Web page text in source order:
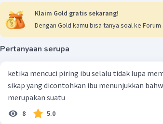
Klaim Gold gratis sekarang!
Dengan Gold kamu bisa tanya soal ke
Pertanyaan serupa
ketika mencuci piring ibu selalu tidak lupa
sikap yang dicontohkan ibu menunjukkan
merupakan suatu
8 5.0